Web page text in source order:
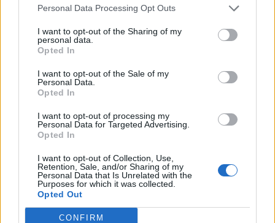
Personal Data Processing Opt Outs
I want to opt-out of the Sharing of my
personal data.
Opted In
I want to opt-out of the Sale of my
Personal Data.
Opted In
I want to opt-out of processing my
Personal Data for Targeted Advertising.
Opted In
I want to opt-out of Collection, Use,
Retention, Sale, and/or Sharing of my
Personal Data that Is Unrelated with the
Purposes for which it was collected.
Opted Out
CONFIRM
Lehalt az OTP rendszere szerda délelőtt, nem
működtek a bankkártyák, terminálok:
rengetegen maradhattak hoppon a boltban
kibocsátott bankkártyák működésében.